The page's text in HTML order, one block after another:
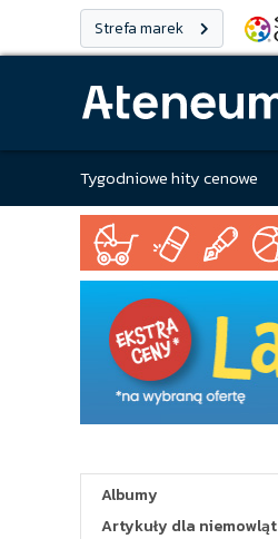
Strefa marek
Tygodniowe hity cenowe
Albumy
Artykuły dla niemowląt